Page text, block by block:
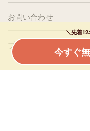
＼先着
今すぐ
お問い合わせ
プレスリリースの送付
プライバシーポリシー